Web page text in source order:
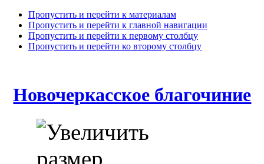
Пропустить и перейти к материалам
Пропустить и перейти к главной навигации
Пропустить и перейти к первому столбцу
Пропустить и перейти ко второму столбцу
Новочеркасское благочиние